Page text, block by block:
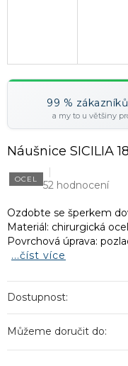
99 %
a my to u většiny
Náušnice SICILIA
OCEL 52 hodnocení
Ozdobte se šperkem
Materiál: chirurgická ocel
Povrchová úprava:
...číst více
Dostupnost:
Můžeme doručit do: